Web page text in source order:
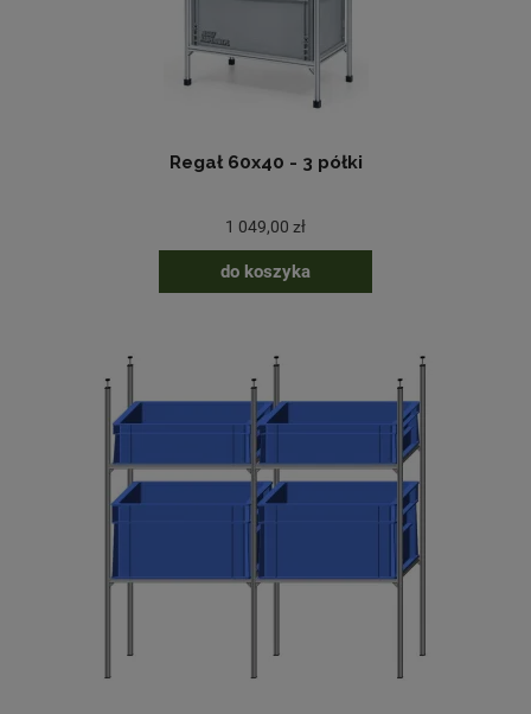
Regał 60x40 - 3 półki
1 049,00 zł
do koszyka